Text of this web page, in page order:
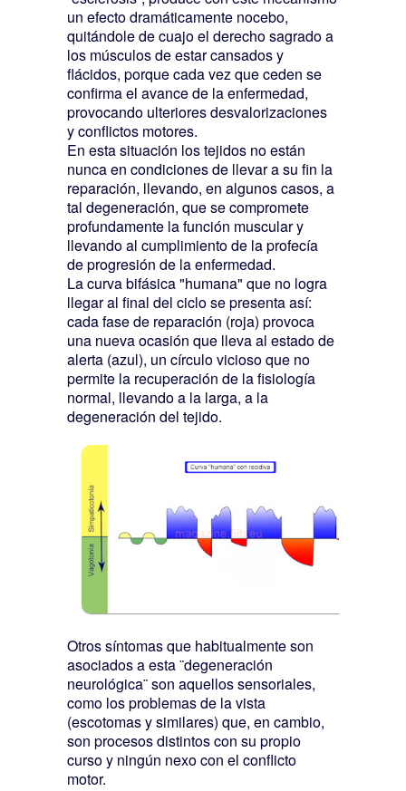
un efecto dramáticamente nocebo,
quitándole de cuajo el derecho sagrado a
los músculos de estar cansados y
flácidos, porque cada vez que ceden se
confirma el avance de la enfermedad,
provocando ulteriores desvalorizaciones
y conflictos motores.
En esta situación los tejidos no están
nunca en condiciones de llevar a su fin la
reparación, llevando, en algunos casos, a
tal degeneración, que se compromete
profundamente la función muscular y
llevando al cumplimiento de la profecía
de progresión de la enfermedad.
La curva bifásica "humana" que no logra
llegar al final del ciclo se presenta así:
cada fase de reparación (roja) provoca
una nueva ocasión que lleva al estado de
alerta (azul), un círculo vicioso que no
permite la recuperación de la fisiología
normal, llevando a la larga, a la
degeneración del tejido.
Otros síntomas que habitualmente son
asociados a esta ¨degeneración
neurológica¨ son aquellos sensoriales,
como los problemas de la vista
(escotomas y similares) que, en cambio,
son procesos distintos con su propio
curso y ningún nexo con el conflicto
motor.